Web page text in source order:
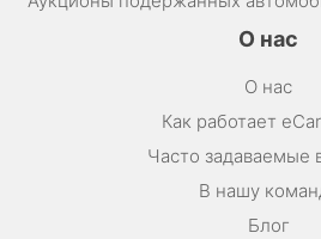
О нас
О нас
Как работает
Часто задаваемые
В нашу
Блог